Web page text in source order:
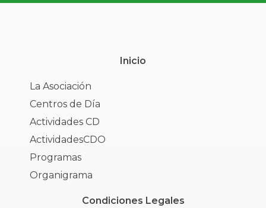
Inicio
La Asociación
Centros de Día
Actividades CD
ActividadesCDO
Programas
Organigrama
Condiciones Legales